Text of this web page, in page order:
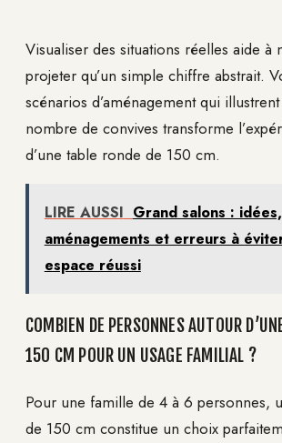
Visualiser des situations réelles aide à
projeter qu’un simple chiffre abstrait.
scénarios d’aménagement qui
nombre de convives transforme
d’une table ronde de 150 cm.
LIRE AUSSI Grand salons : idées,
aménagements et erreurs à
espace réussi
COMBIEN DE PERSONNES AUTOUR
150 CM POUR UN USAGE FAMILIAL ?
Pour une famille de 4 à 6 personnes,
de 150 cm constitue un choix